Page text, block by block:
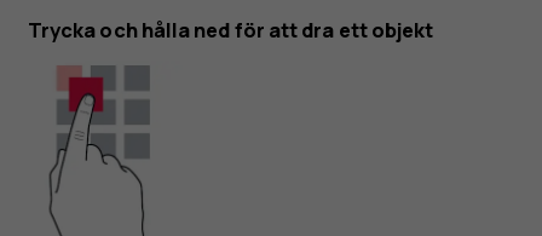
Trycka och hålla ned för att dra ett objekt